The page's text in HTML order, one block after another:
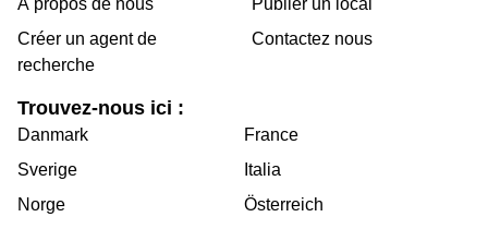
À propos de nous
Créer un agent de
recherche
Publier un local
Contactez nous
Trouvez-nous ici :
Danmark
Sverige
Norge
France
Italia
Österreich